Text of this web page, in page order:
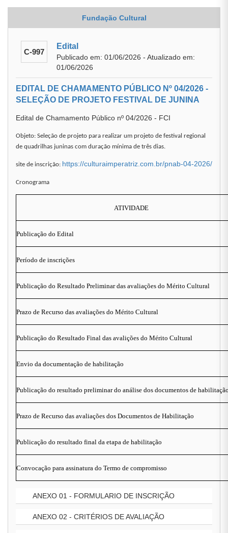
Fundação Cultural
C-997
Edital
Publicado em: 01/06/2026 - Atualizado em:
01/06/2026
EDITAL DE CHAMAMENTO PÚBLICO Nº 04/2026 -
SELEÇÃO DE PROJETO FESTIVAL DE JUNINA
Edital de Chamamento Público nº 04/2026 - FCI
Objeto: Seleção de projeto para realizar um projeto de festival regional
de quadrilhas juninas com duração mínima de três dias.
site de inscrição: https://culturaimperatriz.com.br/pnab-04-2026/
Cronograma
ATIVIDADE
Publicação do Edital
Período de inscrições
Publicação do Resultado Preliminar das avaliações do Mérito Cultural
Prazo de Recurso das avaliações do Mérito Cultural
Publicação do Resultado Final das avalições do Mérito Cultural
Envio da documentação de habilitação
Publicação do resultado preliminar do análise dos documentos de
Prazo de Recurso das avaliações dos Documentos de Habilitação
Publicação do resultado final da etapa de habilitação
Convocação para assinatura do Termo de compromisso
ANEXO 01 - FORMULARIO DE INSCRIÇÃO
ANEXO 02 - CRITÉRIOS DE AVALIAÇÃO